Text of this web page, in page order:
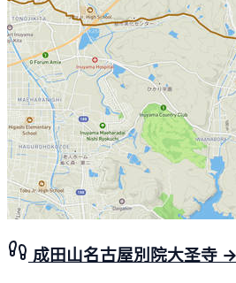
成田山名古屋別院大圣寺